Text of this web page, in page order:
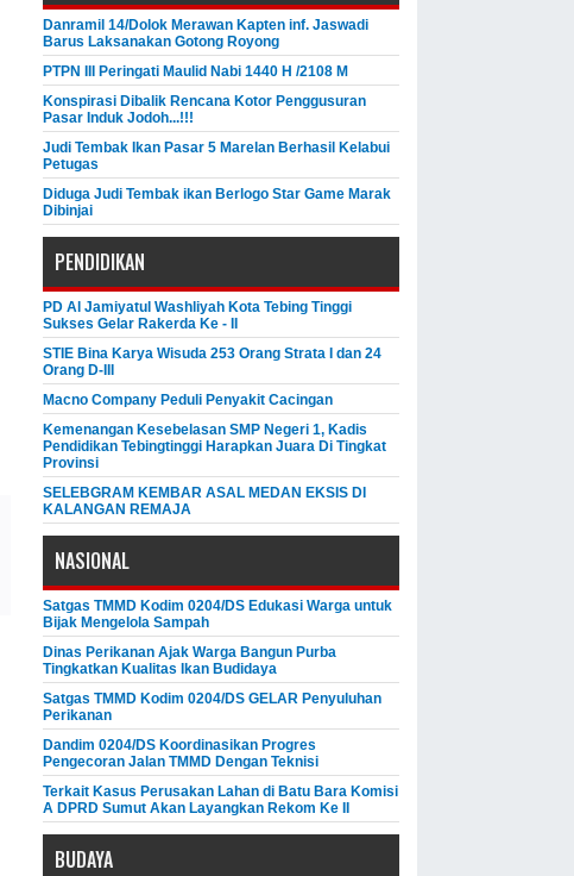
Danramil 14/Dolok Merawan Kapten inf. Jaswadi
Barus Laksanakan Gotong Royong
PTPN III Peringati Maulid Nabi 1440 H /2108 M
Konspirasi Dibalik Rencana Kotor Penggusuran
Pasar Induk Jodoh...!!!
Judi Tembak Ikan Pasar 5 Marelan Berhasil Kelabui
Petugas
Diduga Judi Tembak ikan Berlogo Star Game Marak
Dibinjai
PENDIDIKAN
PD Al Jamiyatul Washliyah Kota Tebing Tinggi
Sukses Gelar Rakerda Ke - II
STIE Bina Karya Wisuda 253 Orang Strata I dan 24
Orang D-III
Macno Company Peduli Penyakit Cacingan
Kemenangan Kesebelasan SMP Negeri 1, Kadis
Pendidikan Tebingtinggi Harapkan Juara Di Tingkat
Provinsi
SELEBGRAM KEMBAR ASAL MEDAN EKSIS DI
KALANGAN REMAJA
NASIONAL
Satgas TMMD Kodim 0204/DS Edukasi Warga untuk
Bijak Mengelola Sampah
Dinas Perikanan Ajak Warga Bangun Purba
Tingkatkan Kualitas Ikan Budidaya
Satgas TMMD Kodim 0204/DS GELAR Penyuluhan
Perikanan
Dandim 0204/DS Koordinasikan Progres
Pengecoran Jalan TMMD Dengan Teknisi
Terkait Kasus Perusakan Lahan di Batu Bara Komisi
A DPRD Sumut Akan Layangkan Rekom Ke II
BUDAYA